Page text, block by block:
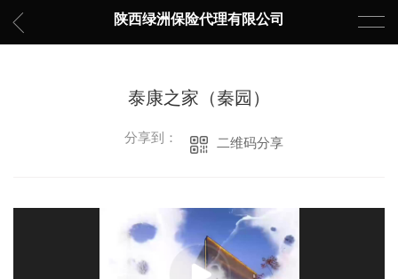
陕西绿洲保险代理有限公司
泰康之家（秦园）
分享到： 二维码分享